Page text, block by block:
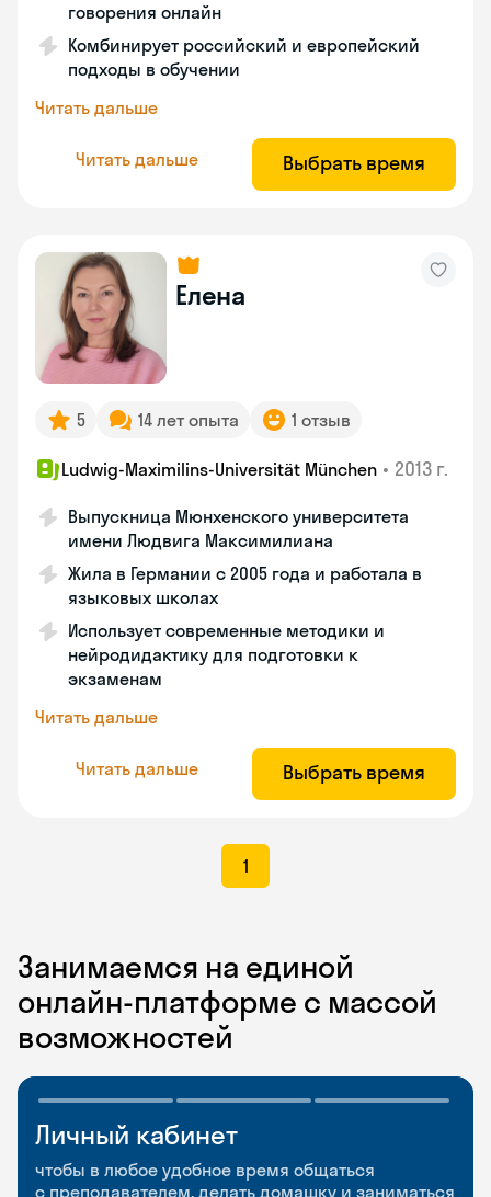
говорения онлайн
Комбинирует российский и европейский
подходы в обучении
Читать дальше
Читать дальше Выбрать время
Елена
5 14 лет опыта 1 отзыв
Ludwig-Maximilins-Universität München • 2013 г.
Выпускница Мюнхенского университета
имени Людвига Максимилиана
Жила в Германии с 2005 года и работала в
языковых школах
Использует современные методики и
нейродидактику для подготовки к
экзаменам
Читать дальше
Читать дальше Выбрать время
1
Занимаемся на единой
онлайн-платформе с массой
возможностей
Личный кабинет
чтобы в любое удобное время общаться
с преподавателем, делать домашку и заниматься
Мобильное
приложение
Разговорные клубы
и Talks